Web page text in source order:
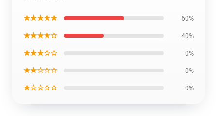
★★★★★ 60%
★★★★☆ 40%
★★★☆☆ 0%
★★☆☆☆ 0%
★☆☆☆☆ 0%